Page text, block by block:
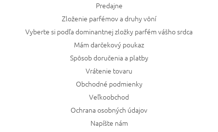
Predajne
Zloženie parfémov a druhy vôní
Vyberte si podľa dominantnej zložky parfém vášho srdca
Mám darčekový poukaz
Spôsob doručenia a platby
Vrátenie tovaru
Obchodné podmienky
Veľkoobchod
Ochrana osobných údajov
Napíšte nám